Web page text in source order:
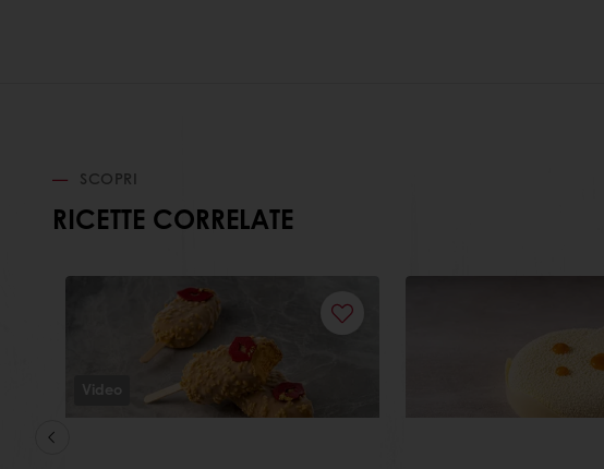
SCOPRI
RICETTE CORRELATE
Video